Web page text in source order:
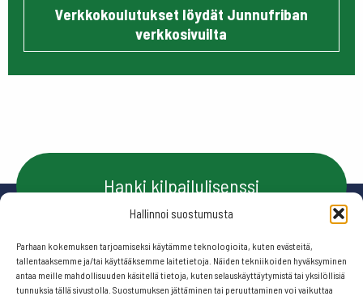
Hallinnoi suostumusta
Parhaan kokemuksen tarjoamiseksi käytämme teknologioita, kuten evästeitä,
tallentaaksemme ja/tai käyttääksemme laitetietoja. Näiden tekniikoiden hyväksyminen
antaa meille mahdollisuuden käsitellä tietoja, kuten selauskäyttäytymistä tai yksilöllisiä
tunnuksia tällä sivustolla. Suostumuksen jättäminen tai peruuttaminen voi vaikuttaa
Verkkokoulutukset löydät Junnufriban
verkkosivuilta
Hanki kilpailulisenssi
Ota yhteyttä